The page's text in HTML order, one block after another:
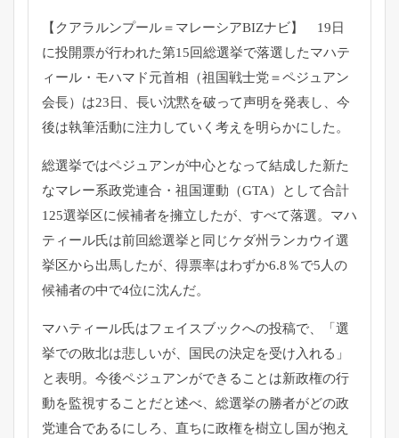
【クアラルンプール＝マレーシアBIZナビ】 19日
に投開票が行われた第15回総選挙で落選したマハテ
ィール ・モハマド元首相（祖国戦士党＝ペジュアン
会長）は23日、 長い沈黙を破って声明を発表し、 今
後は執筆活動に注力していく考えを明らかにした。
総選挙ではペジュアンが中心となって結成した新た
なマレー系政党連合・祖国運動（GTA）
として合計
125選挙区に候補者を擁立したが、すべて落選。 マハ
ティール氏は前回総選挙と同じケダ州ランカウイ選
挙区から出馬したが、得票率はわずか6.8％で5人の
候補者の中で4位に沈んだ。
マハティール氏はフェイスブックへの投稿で、「 選
挙での敗北は悲しいが、国民の決定を受け入れる」
と表明。 今後ペジュアンができることは新政権の行
動を監視することだと述べ、総選挙の勝者がどの政
党連合であるにしろ、 直ちに政権を樹立し国が抱え